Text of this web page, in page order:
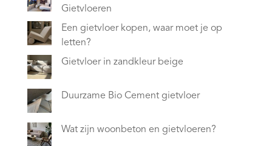
Gietvloeren
Een gietvloer kopen, waar moet je op
letten?
Gietvloer in zandkleur beige
Duurzame Bio Cement gietvloer
Wat zijn woonbeton en gietvloeren?